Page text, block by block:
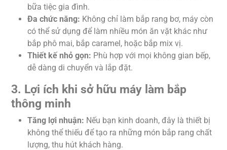
bữa tiệc gia đình.
Đa chức năng: Không chỉ làm bắp rang bơ, máy còn
có thể sử dụng để làm nhiều món ăn vặt khác như
bắp phô mai, bắp caramel, hoặc bắp mix vị.
Thiết kế nhỏ gọn: Phù hợp với mọi không gian bếp,
dễ dàng di chuyển và lắp đặt.
3. Lợi ích khi sở hữu máy làm bắp
thông minh
Tăng lợi nhuận: Nếu bạn kinh doanh, đây là thiết bị
không thể thiếu để tạo ra những món bắp rang chất
lượng, thu hút khách hàng.